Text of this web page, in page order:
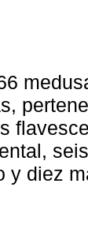
y diez